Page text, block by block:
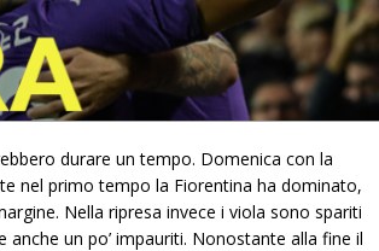
durare un tempo. Domenica con la
nel primo tempo la Fiorentina ha dominato,
Nella ripresa invece i viola sono spariti
un po’ impauriti. Nonostante alla fine il